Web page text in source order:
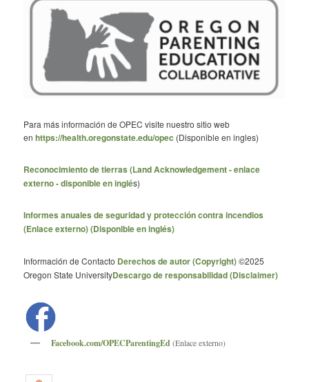
Para más información de OPEC visite nuestro sitio web
enhttps://health.oregonstate.edu/opec (Disponible en ingles)
Reconocimiento de tierras (Land Acknowledgement - enlace
externo - disponible en inglés)
Informes anuales de seguridad y protección contra incendios
(Enlace externo) (Disponible en inglés)
Información de Contacto Derechos de autor (Copyright)©2025
Oregon State UniversityDescargo de responsabilidad (Disclaimer)
Facebook.com/OPECParentingEd(Enlace externo)